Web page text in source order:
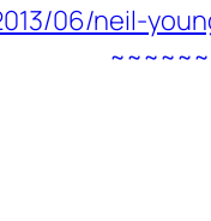
06/neil-